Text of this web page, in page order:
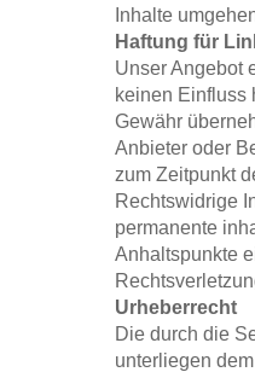
Inhalte
Haftung für
Unser Angebot
keinen Einfluss
Gewähr
Anbieter oder
zum Zeitpunkt
Rechtswidrige
permanente
Anhaltspunkte
Urheberrecht
Die durch die
unterliegen